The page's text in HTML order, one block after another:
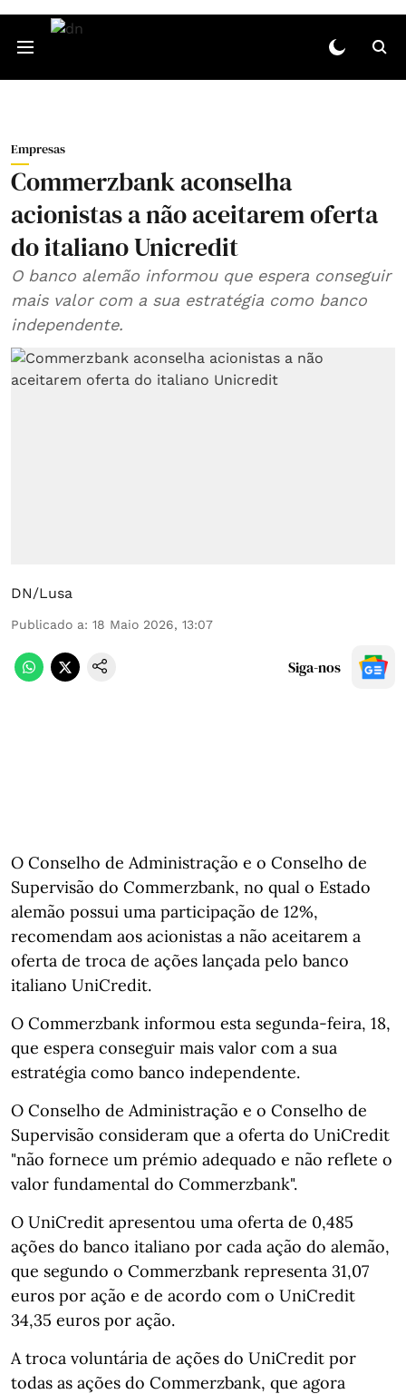
Empresas
Commerzbank aconselha
acionistas a não aceitarem oferta
do italiano Unicredit
O banco alemão informou que espera conseguir
mais valor com a sua estratégia como banco
independente.
DN/Lusa
Publicado a: 18 Maio 2026, 13:07
Siga-nos
O Conselho de Administração e o Conselho de
Supervisão do Commerzbank, no qual o Estado
alemão possui uma participação de 12%,
recomendam aos acionistas a não aceitarem a
oferta de troca de ações lançada pelo banco
italiano UniCredit.
O Commerzbank informou esta segunda-feira, 18,
que espera conseguir mais valor com a sua
estratégia como banco independente.
O Conselho de Administração e o Conselho de
Supervisão consideram que a oferta do UniCredit
"não fornece um prémio adequado e não reflete o
valor fundamental do Commerzbank".
O UniCredit apresentou uma oferta de 0,485
ações do banco italiano por cada ação do alemão,
que segundo o Commerzbank representa 31,07
euros por ação e de acordo com o UniCredit
34,35 euros por ação.
A troca voluntária de ações do UniCredit por
todas as ações do Commerzbank, que agora